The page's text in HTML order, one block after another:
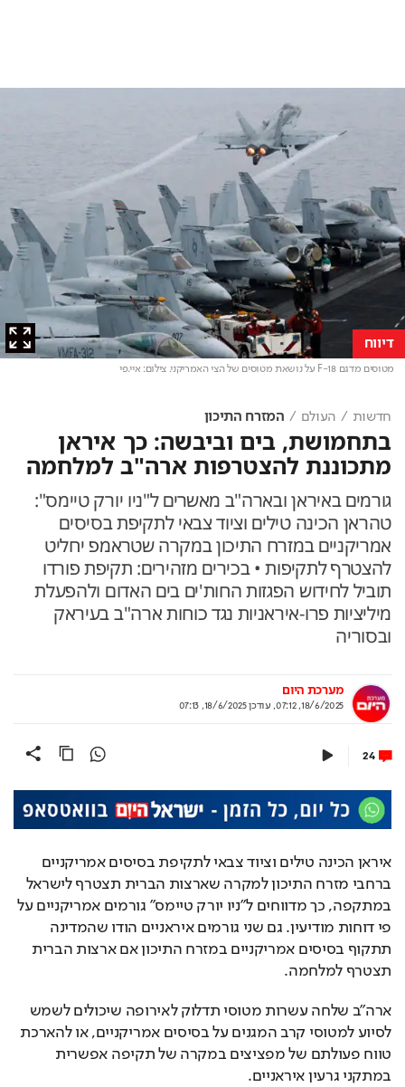
מטוסים מדגם F-18 על נושאת מטוסים של הצי האמריקני . צילום: איי.פי
דיווח
חדשות העולם המזרח התיכון
בתחמושת, בים וביבשה: כך איראן
מתכוננת להצטרפות ארה"ב למלחמה
גורמים באיראן ובארה"ב מאשרים ל"ניו יורק טיימס":
טהראן הכינה טילים וציוד צבאי לתקיפת בסיסים
אמריקניים במזרח התיכון במקרה שטראמפ יחליט
להצטרף לתקיפות • בכירים מזהירים: תקיפת פורדו
תוביל לחידוש הפגזות החות'ים בים האדום ולהפעלת
מיליציות פרו-איראניות נגד כוחות ארה"ב בעיראק
ובסוריה
מערכת היום
18/6/2025, 07:12
, עודכן18/6/2025, 07:13
24
תצטרף למלחמה.
במתקני גרעין איראניים.